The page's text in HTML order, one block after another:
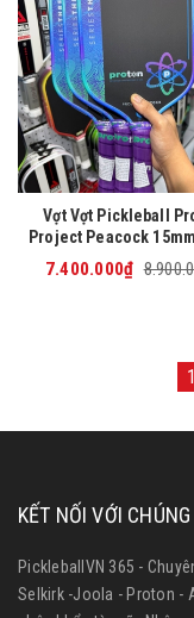
Vợt Vợt Pickleball
Project Peacock
mới)
7.400.000₫
1
KẾT NỐI VỚI
PickleballVN 365 -
Selkirk -Joola - Proton -